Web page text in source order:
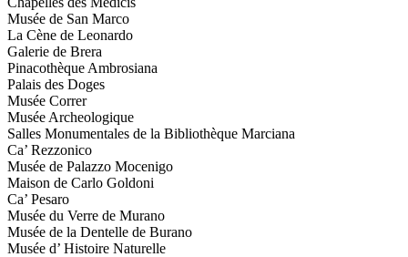
Musée de San Marco
La Cène de Leonardo
Galerie de Brera
Pinacothèque Ambrosiana
Palais des Doges
Musée Correr
Musée Archeologique
Salles Monumentales de la Bibliothèque Marciana
Ca’ Rezzonico
Musée de Palazzo Mocenigo
Maison de Carlo Goldoni
Ca’ Pesaro
Musée du Verre de Murano
Musée de la Dentelle de Burano
Musée d’ Histoire Naturelle